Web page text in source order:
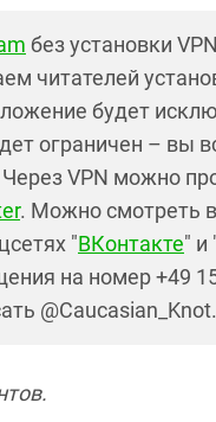
без установки
читателей
будет
ограничен – вы
VPN можно
. Можно смотреть
"ВКонтакте" и
на номер +49
@Caucasian_Knot.